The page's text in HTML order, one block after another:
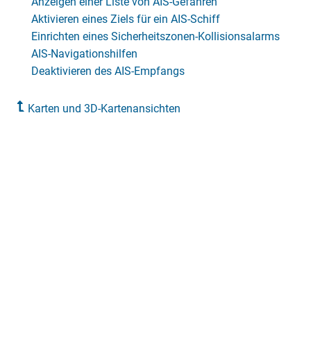
Aktivieren eines Ziels für ein AIS-Schiff
Einrichten eines Sicherheitszonen-Kollisionsalarms
AIS-Navigationshilfen
Deaktivieren des AIS-Empfangs
Karten und 3D-Kartenansichten